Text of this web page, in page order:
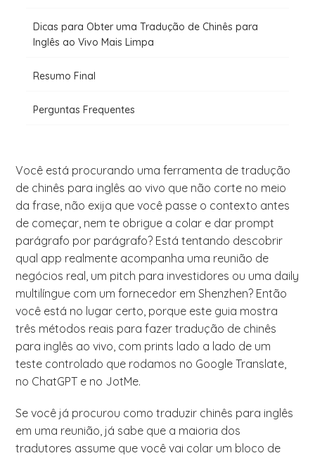
Dicas para Obter uma Tradução de Chinês para
Inglês ao Vivo Mais Limpa
Resumo Final
Perguntas Frequentes
Você está procurando uma ferramenta de tradução
de chinês para inglês ao vivo que não corte no meio
da frase, não exija que você passe o contexto antes
de começar, nem te obrigue a colar e dar prompt
parágrafo por parágrafo? Está tentando descobrir
qual app realmente acompanha uma reunião de
negócios real, um pitch para investidores ou uma daily
multilíngue com um fornecedor em Shenzhen? Então
você está no lugar certo, porque este guia mostra
três métodos reais para fazer tradução de chinês
para inglês ao vivo, com prints lado a lado de um
teste controlado que rodamos no Google Translate,
no ChatGPT e no JotMe.
Se você já procurou como traduzir chinês para inglês
em uma reunião, já sabe que a maioria dos
tradutores assume que você vai colar um bloco de